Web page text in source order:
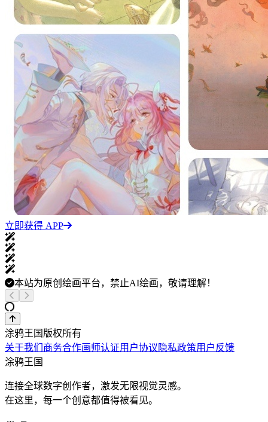
立即获得 APP
本站为原创绘画平台，禁止AI绘画，敬请理解！
涂鸦王国版权所有
关于我们 商务合作画师认证用户协议 隐私政策用户反馈
涂鸦王国
连接全球数字创作者，激发无限视觉灵感。
在这里，每一个创意都值得被看见。